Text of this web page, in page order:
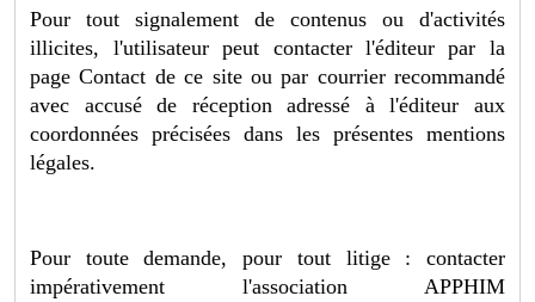
Pour tout signalement de contenus ou d'activités
illicites, l'utilisateur peut contacter l'éditeur par la
page Contact de ce site ou par courrier recommandé
avec accusé de réception adressé à l'éditeur aux
coordonnées précisées dans les présentes mentions
légales.
Pour toute demande, pour tout litige : contacter
impérativement l'association APPHIM